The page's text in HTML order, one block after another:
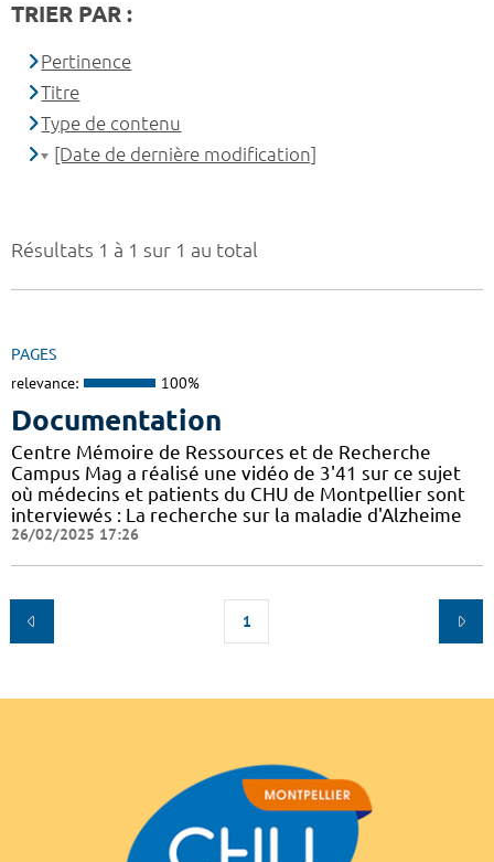
Résultats 1 à 1 sur 1 au total
PAGES
relevance: 100%
Documentation
Centre Mémoire de Ressources et de Recherche
Campus Mag a réalisé une vidéo de 3'41 sur ce sujet
où médecins et patients du CHU de Montpellier sont
interviewés : La recherche sur la maladie d'Alzheime
26/02/2025 17:26
1
TRIER PAR :
Pertinence
Titre
Type de contenu
[Date de dernière modification]